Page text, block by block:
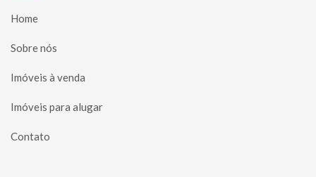
Home
Sobre nós
Imóveis à venda
Imóveis para alugar
Contato